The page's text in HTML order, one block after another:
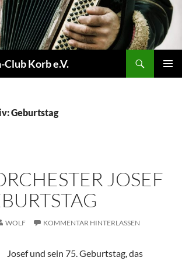
Korb e.V.
Geburtstag
JOSEF
WOLF KOMMENTAR HINTERLASSEN
Josef und sein 75. Geburtstag, das